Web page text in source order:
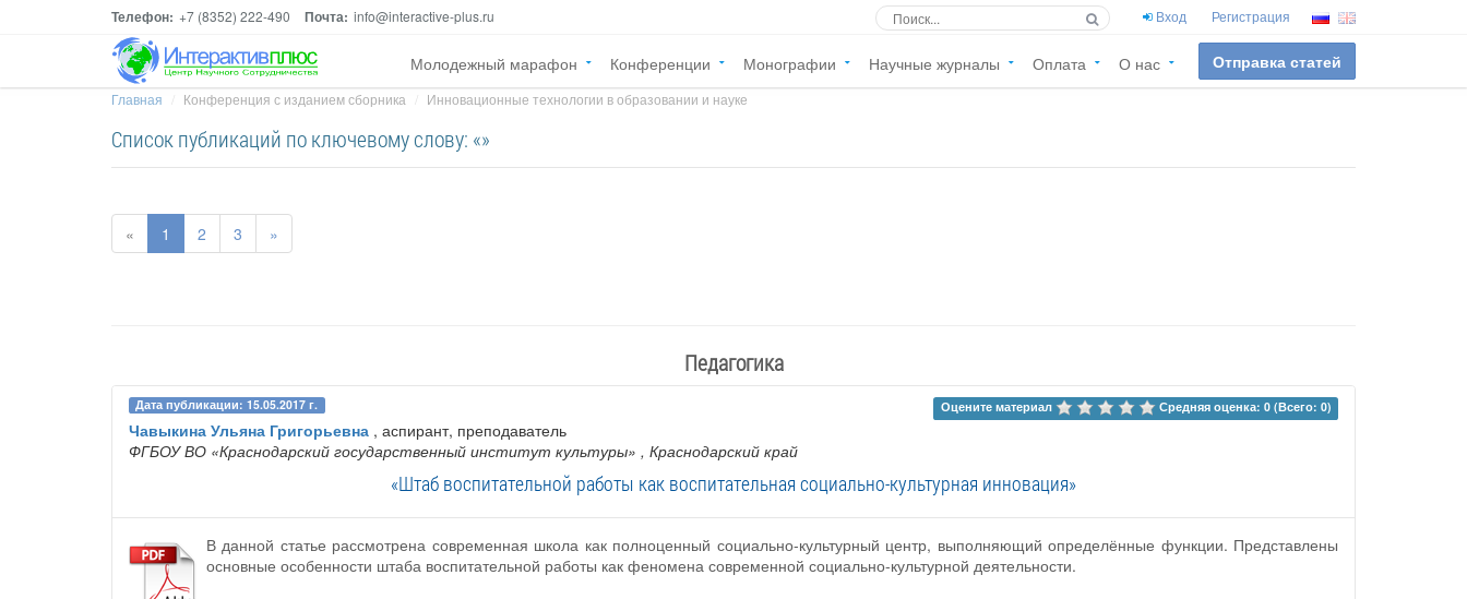
Телефон: +7 (8352) 222-490 Почта: info@interactive-plus.ru Вход Регистрация
Молодежный марафон Конференции Монографии Научные журналы Оплата О нас Отправка статей
Главная Конференция с изданием сборника Инновационные технологии в образовании и науке
Список публикаций по ключевому слову: «»
« 1 2 3 »
Педагогика
Дата публикации: 15.05.2017 г. Оцените материал Средняя оценка: 0 (Всего: 0)
Чавыкина Ульяна Григорьевна , аспирант, преподаватель
ФГБОУ ВО «Краснодарский государственный институт культуры» , Краснодарский край
«Штаб воспитательной работы как воспитательная социально-культурная инновация»
В данной статье рассмотрена современная школа как полноценный социально-культурный центр, выполняющий определённые функции. Представлены
основные особенности штаба воспитательной работы как феномена современной социально-культурной деятельности.